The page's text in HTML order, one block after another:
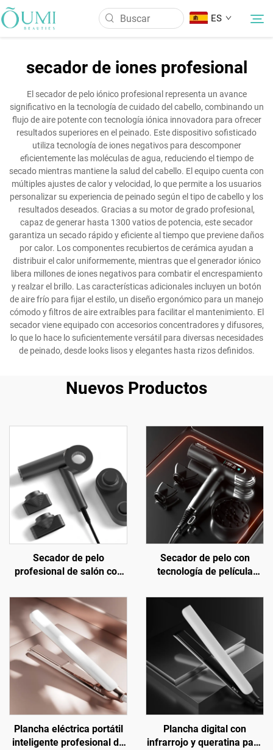
ES
Productos
Noticias
Aplicación
Contáctenos
secador de iones profesional
El secador de pelo iónico profesional representa un avance
significativo en la tecnología de cuidado del cabello, combinando un
flujo de aire potente con tecnología iónica innovadora para ofrecer
resultados superiores en el peinado. Este dispositivo sofisticado
utiliza tecnología de iones negativos para descomponer
eficientemente las moléculas de agua, reduciendo el tiempo de
secado mientras mantiene la salud del cabello. El equipo cuenta con
múltiples ajustes de calor y velocidad, lo que permite a los usuarios
personalizar su experiencia de peinado según el tipo de cabello y los
resultados deseados. Gracias a su motor de grado profesional,
capaz de generar hasta 1300 vatios de potencia, este secador
garantiza un secado rápido y eficiente al tiempo que previene daños
por calor. Los componentes recubiertos de cerámica ayudan a
distribuir el calor uniformemente, mientras que el generador iónico
libera millones de iones negativos para combatir el encrespamiento
y realzar el brillo. Las características adicionales incluyen un botón
de aire frío para fijar el estilo, un diseño ergonómico para un manejo
cómodo y filtros de aire extraíbles para facilitar el mantenimiento. El
secador viene equipado con accesorios concentradores y difusores,
lo que lo hace lo suficientemente versátil para diversas necesidades
de peinado, desde looks lisos y elegantes hasta rizos definidos.
Nuevos Productos
Secador de pelo
profesional de salón con
velocidad 110000 rpm,
BLDC montado en pared
Secador de pelo con
tecnología de película
infrarrojo lejano y ion
negativo
Plancha eléctrica portátil
inteligente profesional de
Plancha digital con
infrarrojo y queratina para